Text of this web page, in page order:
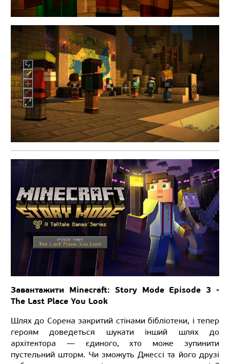
Завантажити Minecraft: Story Mode Episode 3 -
The Last Place You Look
Шлях до Сорена закритий стінами бібліотеки, і тепер
героям доведеться шукати інший шлях до
архітектора — єдиного, хто може зупинити
пустельний шторм. Чи зможуть Джессі та його друзі